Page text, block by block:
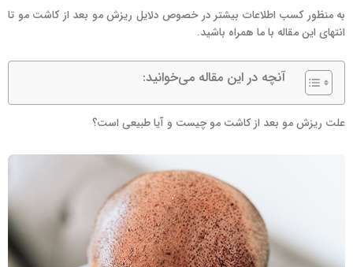
به منظور کسب اطلاعات بیشتر در خصوص دلایل ریزش مو بعد از کاشت مو تا
انتهای این مقاله با ما همراه باشید.
آنچه در این مقاله می‌خوانید:
علت ریزش مو بعد از کاشت مو چیست و آیا طبیعی است؟